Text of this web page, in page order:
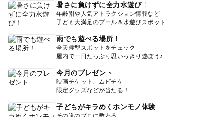
暑さに負けずに全力水遊び！
年齢別や人気アトラクション情報など
子ども大満足のプール＆水遊びスポット
雨でも遊べる場所！
全天候型スポットをチェック
屋内で一日たっぷり思いっきり遊ぼう♪
今月のプレゼント
映画チケット、ムビチケ
限定グッズなどが当たる！
子どもがキラめくホンモノ体験